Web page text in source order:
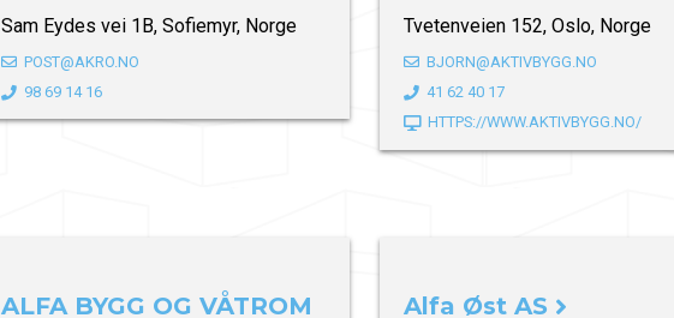
Sam Eydes vei 1B, Sofiemyr, Norge
POST@AKRO.NO
98 69 14 16
Tvetenveien 152, Oslo, Norge
BJORN@AKTIVBYGG.NO
41 62 40 17
HTTPS://WWW.AKTIVBYGG.NO/
ALFA BYGG OG VÅTROM
Alfa Øst AS